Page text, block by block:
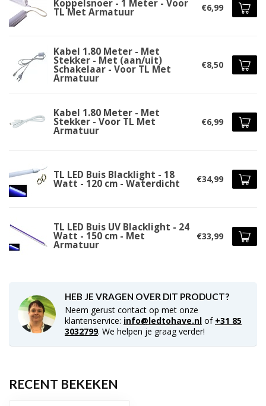
Koppelsnoer - 1 Meter - Voor
TL Met Armatuur €6,99
Kabel 1.80 Meter - Met
Stekker - Met (aan/uit)
Schakelaar - Voor TL Met
Armatuur
€8,50
Kabel 1.80 Meter - Met
Stekker - Voor TL Met
Armatuur
€6,99
TL LED Buis Blacklight - 18
Watt - 120 cm - Waterdicht €34,99
TL LED Buis UV Blacklight - 24
Watt - 150 cm - Met
Armatuur
€33,99
HEB JE VRAGEN OVER DIT PRODUCT?
Neem gerust contact op met onze
klantenservice: info@ledtohave.nl of +31 85
3032799. We helpen je graag verder!
RECENT BEKEKEN